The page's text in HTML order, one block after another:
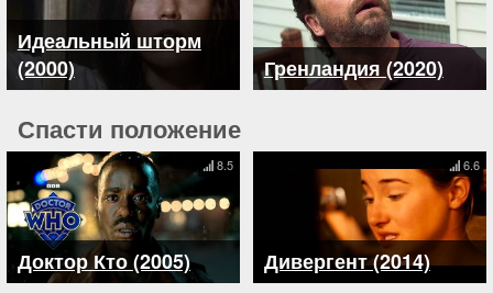
Идеальный шторм
(2000)
Гренландия (2020)
Спасти положение
Доктор Кто (2005)
8.5
Дивергент (2014)
6.6